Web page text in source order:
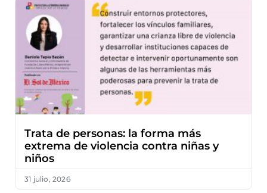
Trata de personas: la forma más
extrema de violencia contra niñas y
niños
31 julio, 2026